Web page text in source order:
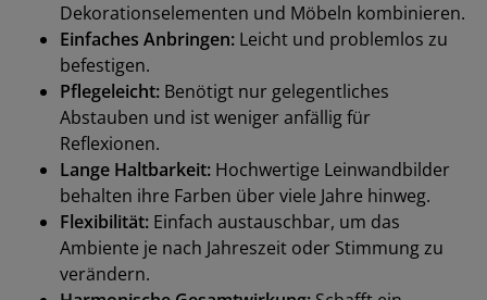
Dekorationselementen und Möbeln kombinieren.
Einfaches Anbringen: Leicht und problemlos zu
befestigen.
Pflegeleicht: Benötigt nur gelegentliches
Abstauben und ist weniger anfällig für
Reflexionen.
Lange Haltbarkeit: Hochwertige Leinwandbilder
behalten ihre Farben über viele Jahre hinweg.
Flexibilität: Einfach austauschbar, um das
Ambiente je nach Jahreszeit oder Stimmung zu
verändern.